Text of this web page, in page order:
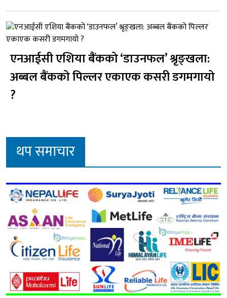
एनआईसी एशिया बैंकको ‘डाउनफल’ श्रृङ्खला:
अब्बल बैंकको पिल्लर एकाएक कसरी डगमगायो
?
थप समाचार